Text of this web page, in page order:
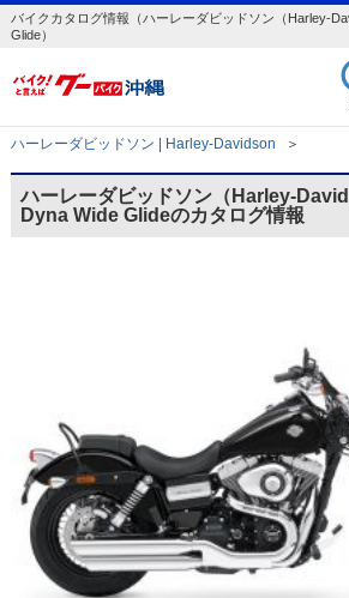
バイクカタログ情報（ハーレーダビッドソン（Harley-
Glide）
ハーレーダビッドソン | Harley-Davidson ＞
ハーレーダビッドソン（Harley-
Dyna Wide Glideのカタログ情報